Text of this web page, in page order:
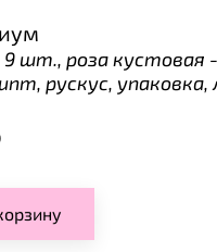
9 шт., роза кустовая
рускус,